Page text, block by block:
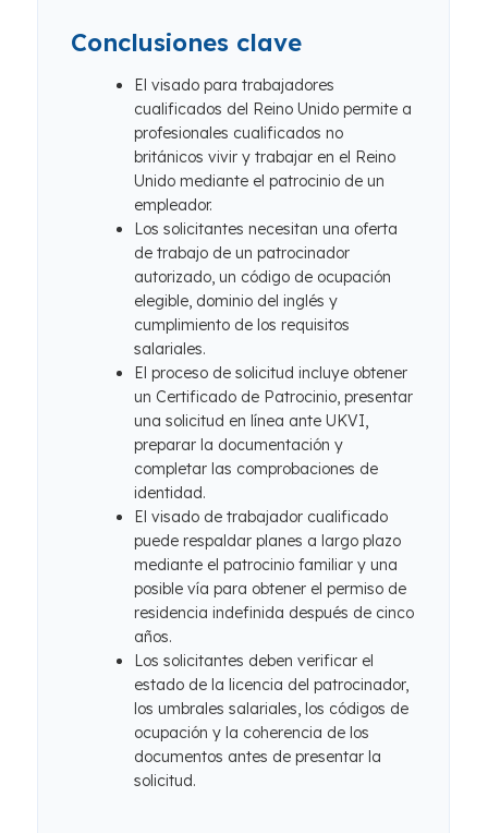
Conclusiones clave
El visado para trabajadores
cualificados del Reino Unido permite a
profesionales cualificados no
británicos vivir y trabajar en el Reino
Unido mediante el patrocinio de un
empleador.
Los solicitantes necesitan una oferta
de trabajo de un patrocinador
autorizado, un código de ocupación
elegible, dominio del inglés y
cumplimiento de los requisitos
salariales.
El proceso de solicitud incluye obtener
un Certificado de Patrocinio, presentar
una solicitud en línea ante UKVI,
preparar la documentación y
completar las comprobaciones de
identidad.
El visado de trabajador cualificado
puede respaldar planes a largo plazo
mediante el patrocinio familiar y una
posible vía para obtener el permiso de
residencia indefinida después de cinco
años.
Los solicitantes deben verificar el
estado de la licencia del patrocinador,
los umbrales salariales, los códigos de
ocupación y la coherencia de los
documentos antes de presentar la
solicitud.